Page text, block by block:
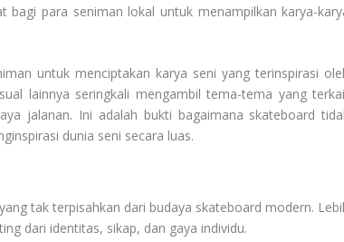
para seniman lokal untuk menampilkan karya-
untuk menciptakan karya seni yang terinspirasi
lainnya seringkali mengambil tema-tema yang
jalanan. Ini adalah bukti bagaimana skateboard
dunia seni secara luas.
tak terpisahkan dari budaya skateboard modern.
dari identitas, sikap, dan gaya individu.